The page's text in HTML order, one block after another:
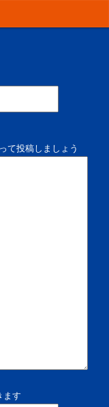
て投稿しましょう
ます